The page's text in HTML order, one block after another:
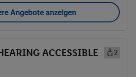
Angebote anzeigen
ACCESSIBLE
2